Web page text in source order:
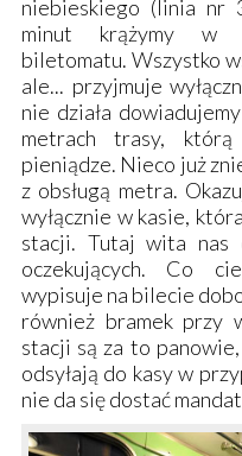
niebieskiego (linia nr
minut krążymy w
biletomatu. Wszystko
ale... przyjmuje
nie działa
metrach trasy, którą
pieniądze. Nieco już
z obsługą metra.
wyłącznie w kasie,
stacji. Tutaj wita nas
oczekujących. Co
wypisuje na bilecie
również bramek przy
stacji są za to
odsyłają do kasy w
nie da się dostać